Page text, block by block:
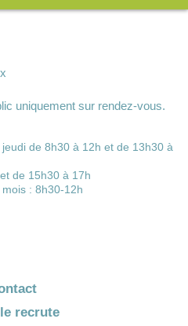
uniquement sur rendez-vous.
de 8h30 à 12h et de 13h30 à
de 15h30 à 17h
: 8h30-12h
recrute